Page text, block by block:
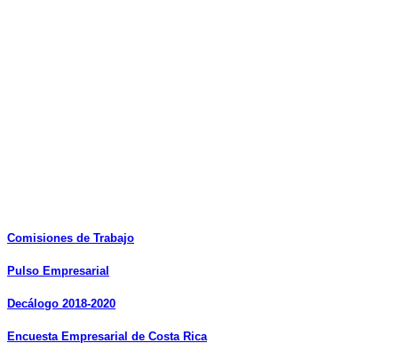
Comisiones de Trabajo
Pulso Empresarial
Decálogo 2018-2020
Encuesta Empresarial de Costa Rica